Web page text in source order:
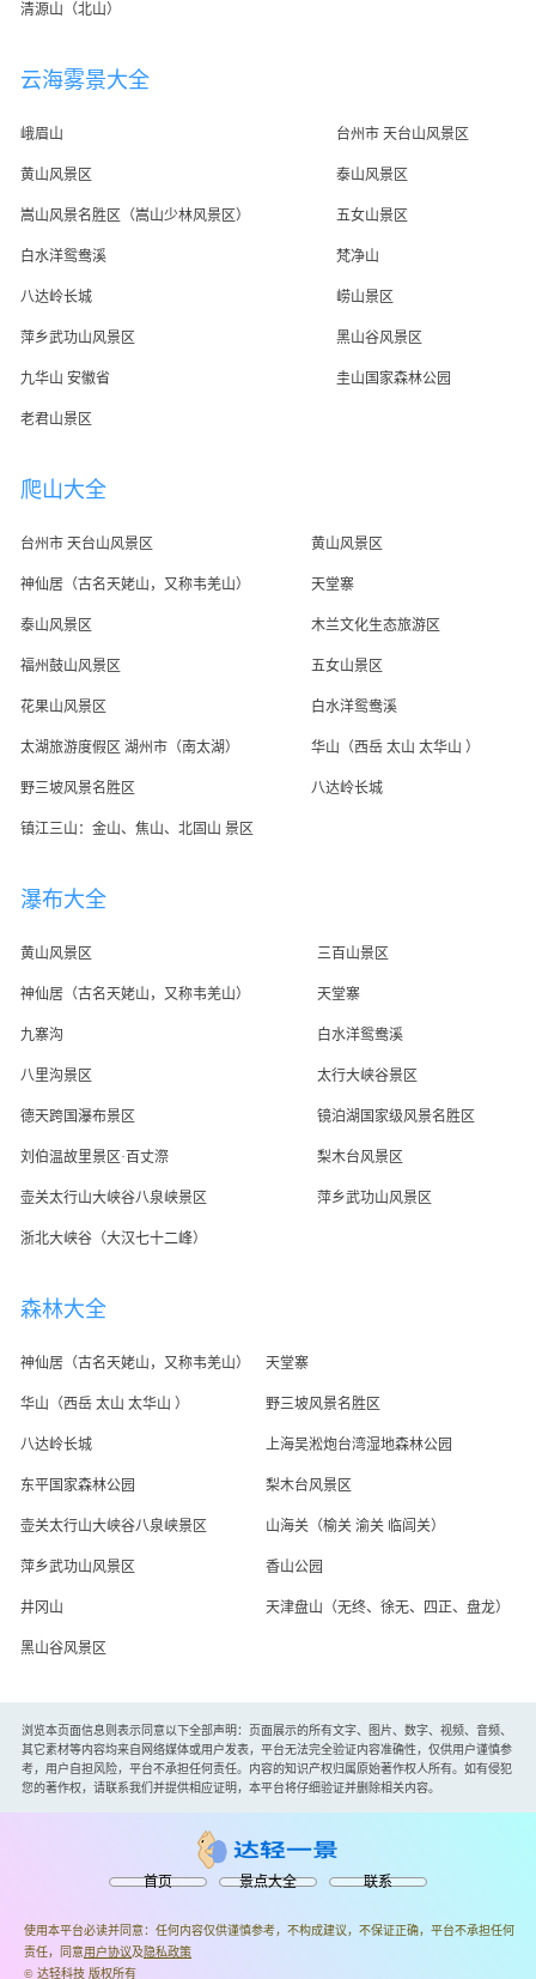
清源山（北山）
云海雾景大全
峨眉山 台州市 天台山风景区
黄山风景区 泰山风景区
嵩山风景名胜区（嵩山少林风景区） 五女山景区
白水洋鸳鸯溪 梵净山
八达岭长城 崂山景区
萍乡武功山风景区 黑山谷风景区
九华山 安徽省 圭山国家森林公园
老君山景区
爬山大全
台州市 天台山风景区 黄山风景区
神仙居（古名天姥山，又称韦羌山） 天堂寨
泰山风景区 木兰文化生态旅游区
福州鼓山风景区 五女山景区
花果山风景区 白水洋鸳鸯溪
太湖旅游度假区 湖州市（南太湖） 华山（西岳 太山 太华山 ）
野三坡风景名胜区 八达岭长城
镇江三山：金山、焦山、北固山 景区
瀑布大全
黄山风景区 三百山景区
神仙居（古名天姥山，又称韦羌山） 天堂寨
九寨沟 白水洋鸳鸯溪
八里沟景区 太行大峡谷景区
德天跨国瀑布景区 镜泊湖国家级风景名胜区
刘伯温故里景区·百丈漈 梨木台风景区
壶关太行山大峡谷八泉峡景区 萍乡武功山风景区
浙北大峡谷（大汉七十二峰）
森林大全
神仙居（古名天姥山，又称韦羌山） 天堂寨
华山（西岳 太山 太华山 ） 野三坡风景名胜区
八达岭长城 上海吴淞炮台湾湿地森林公园
东平国家森林公园 梨木台风景区
壶关太行山大峡谷八泉峡景区 山海关（榆关 渝关 临闾关）
萍乡武功山风景区 香山公园
井冈山 天津盘山（无终、徐无、四正、盘龙）
黑山谷风景区
浏览本页面信息则表示同意以下全部声明：页面展示的所有文字、图片、数字、视频、音频、
其它素材等内容均来自网络媒体或用户发表，平台无法完全验证内容准确性，仅供用户谨慎参
考，用户自担风险，平台不承担任何责任。内容的知识产权归属原始著作权人所有。如有侵犯
您的著作权，请联系我们并提供相应证明，本平台将仔细验证并删除相关内容。
首页 景点大全 联系
使用本平台必读并同意：任何内容仅供谨慎参考，不构成建议，不保证正确，平台不承担任何
责任，同意用户协议及 隐私政策
© 达轻科技 版权所有